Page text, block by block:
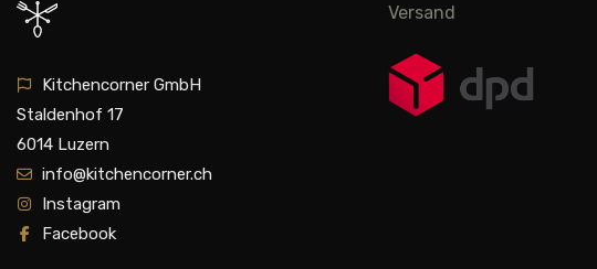
Kitchencorner GmbH
Staldenhof 17
6014 Luzern
info@kitchencorner.ch
Instagram
Facebook
Versand